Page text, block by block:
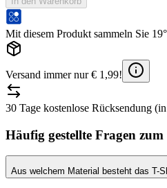
Mit diesem Produkt sammeln Sie
Versand immer nur € 1,99!
30 Tage kostenlose Rücksendung
Häufig gestellte Fragen
Aus welchem Material besteht das T-